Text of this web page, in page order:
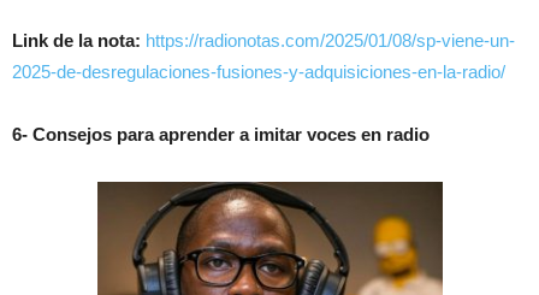
Link de la nota: https://radionotas.com/2025/01/08/sp-viene-un-
2025-de-desregulaciones-fusiones-y-adquisiciones-en-la-radio/
6- Consejos para aprender a imitar voces en radio